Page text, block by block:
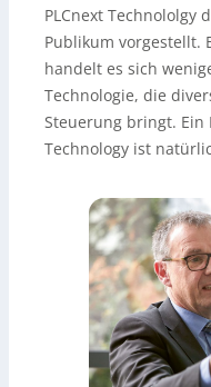
PLCnext Technololgy
Publikum vorgestellt.
handelt es sich
Technologie, die
Steuerung bringt. Ein
Technology ist